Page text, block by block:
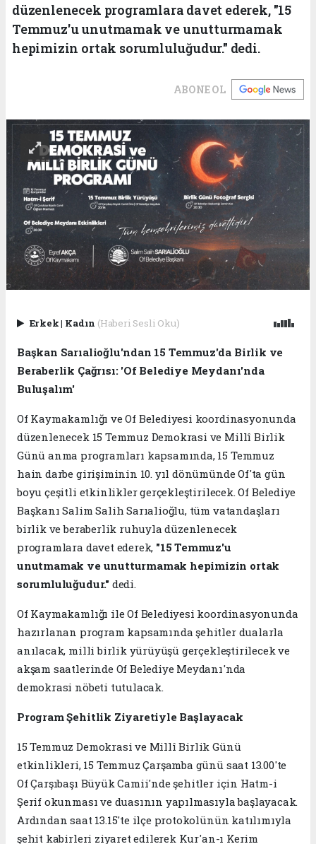
düzenlenecek programlara davet ederek, "15
Temmuz'u unutmamak ve unutturmamak
hepimizin ortak sorumluluğudur." dedi.
ABONE OL
Erkek| Kadın (Haberi Sesli Oku)
Başkan Sarıalioğlu'ndan 15 Temmuz'da Birlik ve
Beraberlik Çağrısı: 'Of Belediye Meydanı'nda
Buluşalım'
Of Kaymakamlığı ve Of Belediyesi koordinasyonunda
düzenlenecek 15 Temmuz Demokrasi ve Millî Birlik
Günü anma programları kapsamında, 15 Temmuz
hain darbe girişiminin 10. yıl dönümünde Of'ta gün
boyu çeşitli etkinlikler gerçekleştirilecek. Of Belediye
Başkanı Salim Salih Sarıalioğlu, tüm vatandaşları
birlik ve beraberlik ruhuyla düzenlenecek
programlara davet ederek, "15 Temmuz'u
unutmamak ve unutturmamak hepimizin ortak
sorumluluğudur." dedi.
Of Kaymakamlığı ile Of Belediyesi koordinasyonunda
hazırlanan program kapsamında şehitler dualarla
anılacak, milli birlik yürüyüşü gerçekleştirilecek ve
akşam saatlerinde Of Belediye Meydanı'nda
demokrasi nöbeti tutulacak.
Program Şehitlik Ziyaretiyle Başlayacak
15 Temmuz Demokrasi ve Millî Birlik Günü
etkinlikleri, 15 Temmuz Çarşamba günü saat 13.00'te
Of Çarşıbaşı Büyük Camii'nde şehitler için Hatm-i
Şerif okunması ve duasının yapılmasıyla başlayacak.
Ardından saat 13.15'te ilçe protokolünün katılımıyla
şehit kabirleri ziyaret edilerek Kur'an-ı Kerim